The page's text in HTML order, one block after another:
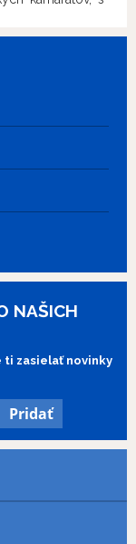
sa detinskej
na muža?
NAŠICH
ti zasielať novinky